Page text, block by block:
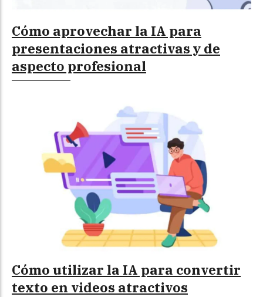
Cómo aprovechar la IA para
presentaciones atractivas y de
aspecto profesional
Cómo utilizar la IA para convertir
texto en videos atractivos